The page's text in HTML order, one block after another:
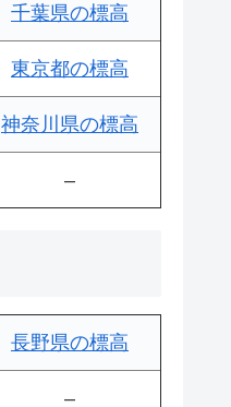
千葉県の標高
東京都の標高
神奈川県の標高
–
長野県の標高
–